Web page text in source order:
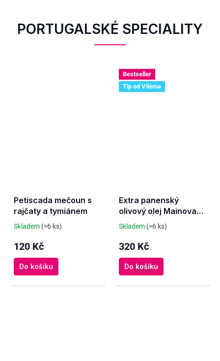
PORTUGALSKÉ SPECIALITY
Petiscada mečoun s
rajčaty a tymiánem
Skladem (>6 ks)
120 Kč
Do košíku
Bestseller
Tip od Viléma
Extra panenský
olivový olej Mainova
Clássico 500 ml
Skladem (>6 ks)
320 Kč
Do košíku